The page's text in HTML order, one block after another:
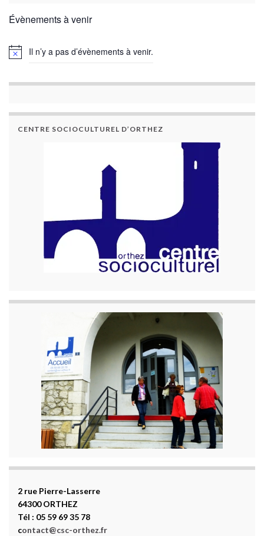
Évènements à venir
Il n’y a pas d’évènements à venir.
CENTRE SOCIOCULTUREL D’ORTHEZ
2 rue Pierre-Lasserre
64300 ORTHEZ
Tél : 05 59 69 35 78
contact@csc-orthez.fr